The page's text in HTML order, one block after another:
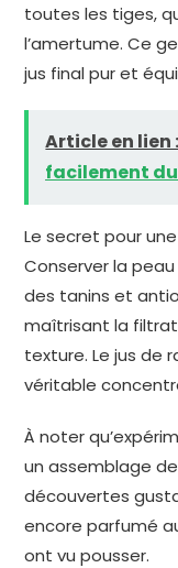
toutes les tiges,
l’amertume. Ce
jus final pur et
Article en lien :
facilement du
Le secret pour
Conserver la
des tanins et
maîtrisant la
texture. Le jus de
véritable
À noter
un assemblage
découvertes
encore parfumé
ont vu pousser.